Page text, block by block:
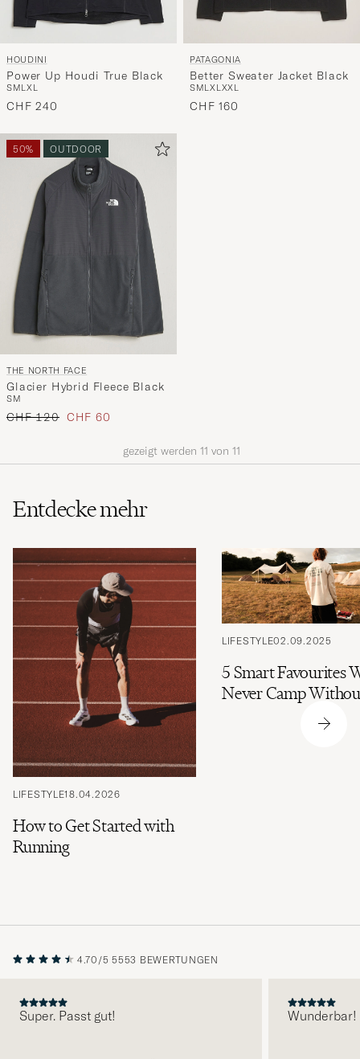
HOUDINI
Power Up Houdi True Black
SMLXL
CHF 240
PATAGONIA
Better Sweater Jacket Black
SMLXLXXL
CHF 160
50% OUTDOOR
THE NORTH FACE
Glacier Hybrid Fleece Black
SM
Regulärer Preis
CHF 120 Reduzierter Preis
CHF 60
gezeigt werden 11 von 11
Entdecke mehr
LIFESTYLE18.04.2026
How to Get Started with
Running
LIFESTYLE02.09.2025
5 Smart Favourites
Never Camp
4.70/5 5553 BEWERTUNGEN
Super. Passt gut! Wunderbar!